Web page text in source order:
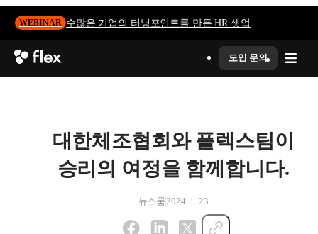
WEBINAR 수많은 기업의 터닝포인트를 만든 HR 셋업
도입 문의
대한체조협회와 플렉스팀이
승리의 여정을 함께합니다.
뉴스룸 2024. 1. 23